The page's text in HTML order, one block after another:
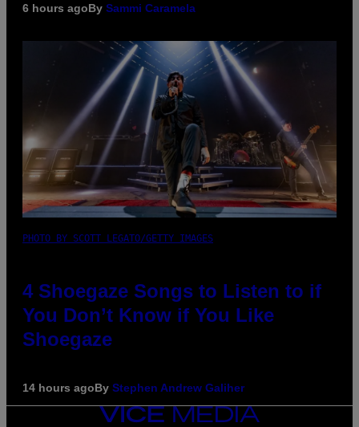
6 hours agoBy Sammi Caramela
PHOTO BY SCOTT LEGATO/GETTY IMAGES
4 Shoegaze Songs to Listen to if
You Don’t Know if You Like
Shoegaze
14 hours agoBy Stephen Andrew Galiher
VICE